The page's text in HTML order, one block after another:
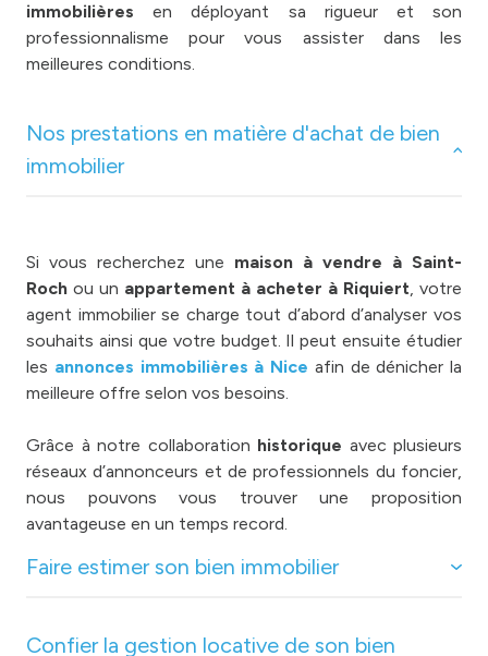
immobilières en déployant sa rigueur et son
professionnalisme pour vous assister dans les
meilleures conditions.
Nos prestations en matière d'achat de bien
immobilier
Si vous recherchez une maison à vendre à Saint-
Roch ou un appartement à acheter à Riquiert, votre
agent immobilier se charge tout d’abord d’analyser vos
souhaits ainsi que votre budget. Il peut ensuite étudier
les annonces immobilières à Nice afin de dénicher la
meilleure offre selon vos besoins.
Grâce à notre collaboration historique avec plusieurs
réseaux d’annonceurs et de professionnels du foncier,
nous pouvons vous trouver une proposition
avantageuse en un temps record.
Faire estimer son bien immobilier
Confier la gestion locative de son bien